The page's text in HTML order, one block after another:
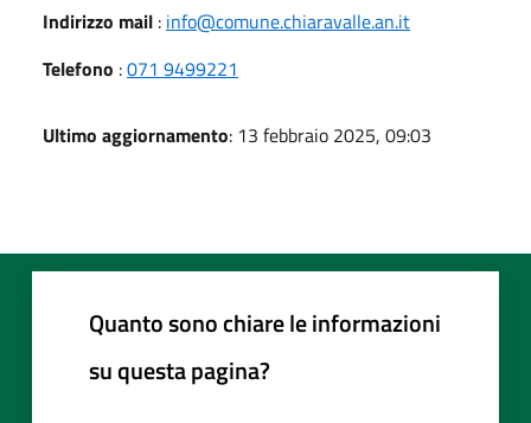
Indirizzo mail : info@comune.chiaravalle.an.it
Telefono :071 9499221
Ultimo aggiornamento: 13 febbraio 2025, 09:03
Quanto sono chiare le informazioni
su questa pagina?